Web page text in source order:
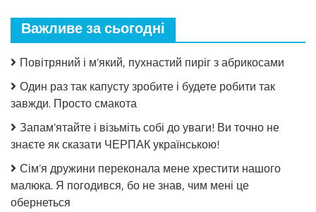
Салат
огірків
томатній
стерилізації!
Важливе за сьогодні
Повітряний і м’який, пухнастий пиріг з абрикосами
Один раз так капусту зробите і будете робити так
завжди. Просто смакота
Запам’ятайте і візьміть собі до уваги! Ви точно не
знаєте як сказати ЧЕРПАК українською!
Сім’я дружини переконала мене хрестити нашого
малюка. Я погодився, бо не знав, чим мені це
обернеться